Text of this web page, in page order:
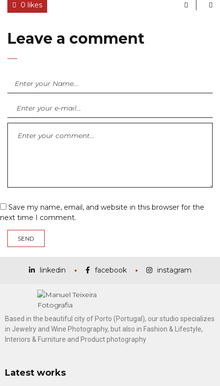
0 likes
Leave a comment
Save my name, email, and website in this browser for the
next time I comment.
linkedin facebook instagram
Based in the beautiful city of Porto (Portugal), our studio specializes
in Jewelry and Wine Photography, but also in Fashion & Lifestyle,
Interiors & Furniture and Product photography
Latest works